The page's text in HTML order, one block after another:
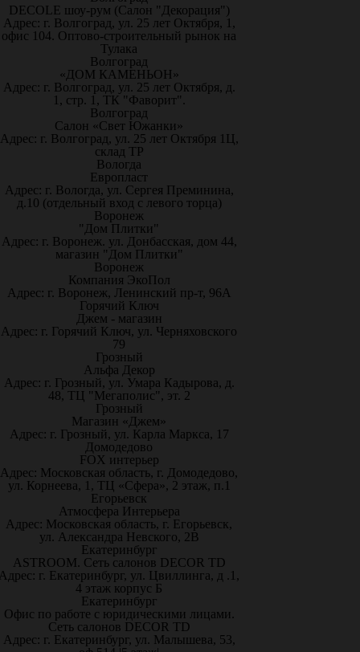
DECOLE шоу-рум (Салон "Декорация")
Адрес: г. Волгоград, ул. 25 лет Октября, 1,
офис 104. Оптово-строительный рынок на
Тулака
Волгоград
«ДОМ КАМЕНЬОН»
Адрес: г. Волгоград, ул. 25 лет Октября, д.
1, стр. 1, ТК "Фаворит".
Волгоград
Салон «Свет Южанки»
Адрес: г. Волгоград, ул. 25 лет Октября 1Ц,
склад ТР
Вологда
Европласт
Адрес: г. Вологда, ул. Сергея Преминина,
д.10 (отдельный вход с левого торца)
Воронеж
"Дом Плитки"
Адрес: г. Воронеж. ул. Донбасская, дом 44,
магазин "Дом Плитки"
Воронеж
Компания ЭкоПол
Адрес: г. Воронеж, Ленинский пр-т, 96А
Горячий Ключ
Джем - магазин
Адрес: г. Горячий Ключ, ул. Черняховского
79
Грозный
Альфа Декор
Адрес: г. Грозный, ул. Умара Кадырова, д.
48, ТЦ "Мегаполис", эт. 2
Грозный
Магазин «Джем»
Адрес: г. Грозный, ул. Карла Маркса, 17
Домодедово
FOX интерьер
Адрес: Московская область, г. Домодедово,
ул. Корнеева, 1, ТЦ «Сфера», 2 этаж, п.1
Егорьевск
Атмосфера Интерьера
Адрес: Московская область, г. Егорьевск,
ул. Александра Невского, 2В
Екатеринбург
ASTROOM. Сеть салонов DECOR TD
г. Екатеринбург, ул. Цвиллинга, д .1,
4 этаж корпус Б
Екатеринбург
Офис по работе с юридическими лицами.
Сеть салонов DECOR TD
Адрес: г. Екатеринбург, ул. Малышева, 53,